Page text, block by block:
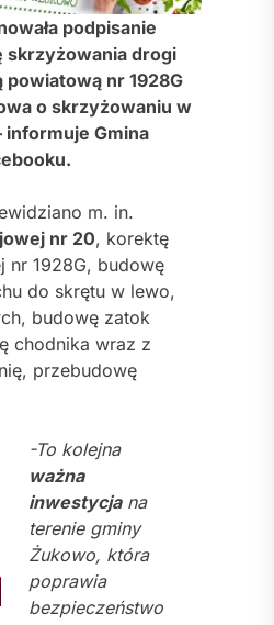
podpisanie
skrzyżowania drogi
nr 1928G
o skrzyżowaniu w
informuje Gmina
m. in.
nr 20, korektę
nr 1928G, budowę
do skrętu w lewo,
budowę zatok
chodnika wraz z
przebudowę
-To kolejna
ważna
inwestycjana
terenie gminy
Żukowo, która
poprawia
bezpieczeństwo